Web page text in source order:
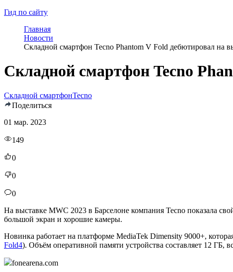
Гид по сайту
Главная
Новости
Складной смартфон Tecno Phantom V Fold дебютировал на
Складной смартфон Tecno
Складной смартфонTecno
Поделиться
01 мар. 2023
149
0
0
0
На выставке MWC 2023 в Барселоне компания Tecno показала
большой экран и хорошие камеры.
Новинка работает на платформе MediaTek Dimensity 9000+,
Fold4). Объём оперативной памяти устройства составляет 12
fonearena.com